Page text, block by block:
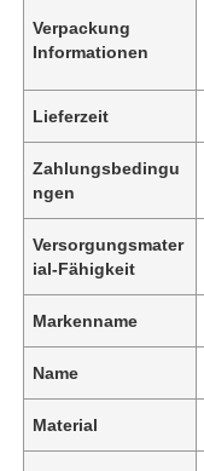
Verpackung
Informationen
Lieferzeit
Zahlungsbedingu
ngen
Versorgungsmater
ial-Fähigkeit
Markenname
Name
Material